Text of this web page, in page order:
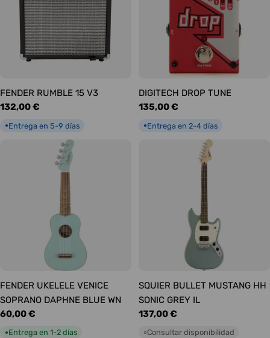
FENDER RUMBLE 15 V3
Precio
132,00 €
●Entrega en 5-9 días
DIGITECH DROP TUNE
Precio
135,00 €
●Entrega en 2-4 días
FENDER UKELELE VENICE
SOPRANO DAPHNE BLUE WN
Precio
habitual
60,00 €
●Entrega en 1-2 días
SQUIER BULLET MUSTANG HH
SONIC GREY IL
Precio
habitual
137,00 €
○Consultar disponibilidad